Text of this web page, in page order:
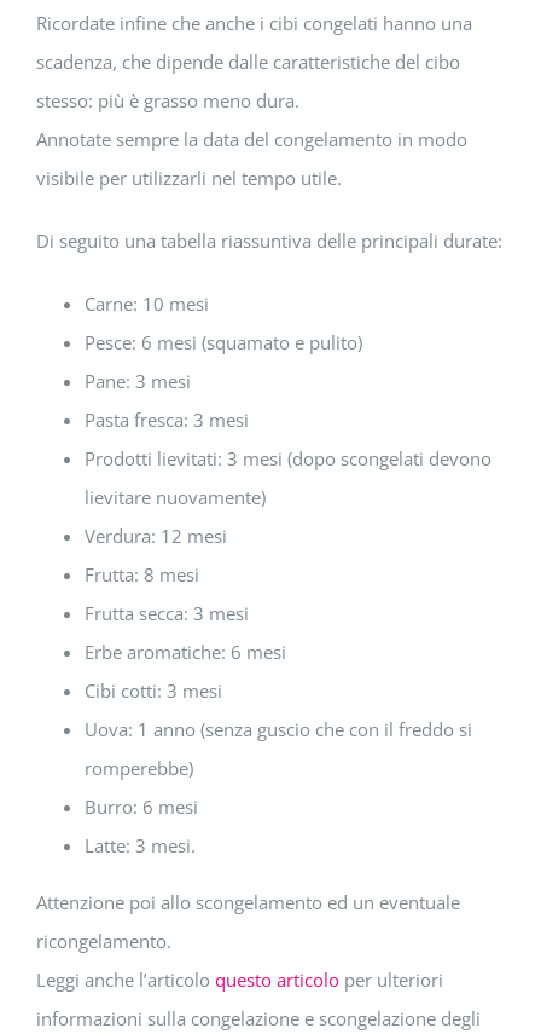
Ricordate infine che anche i cibi congelati hanno una
scadenza, che dipende dalle caratteristiche del cibo
stesso: più è grasso meno dura.
Annotate sempre la data del congelamento in modo
visibile per utilizzarli nel tempo utile.
Di seguito una tabella riassuntiva delle principali durate:
Carne: 10 mesi
Pesce: 6 mesi (squamato e pulito)
Pane: 3 mesi
Pasta fresca: 3 mesi
Prodotti lievitati: 3 mesi (dopo scongelati devono
lievitare nuovamente)
Verdura: 12 mesi
Frutta: 8 mesi
Frutta secca: 3 mesi
Erbe aromatiche: 6 mesi
Cibi cotti: 3 mesi
Uova: 1 anno (senza guscio che con il freddo si
romperebbe)
Burro: 6 mesi
Latte: 3 mesi.
Attenzione poi allo scongelamento ed un eventuale
ricongelamento.
Leggi anche l’articolo questo articoloper ulteriori
informazioni sulla congelazione e scongelazione degli